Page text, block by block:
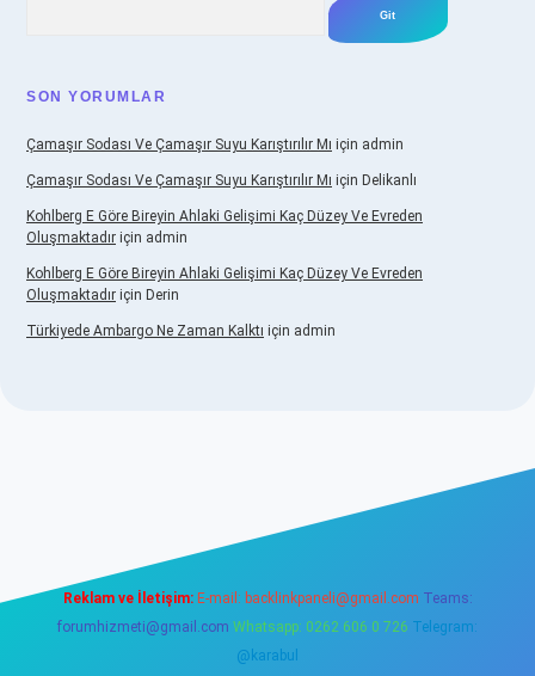
SON YORUMLAR
Çamaşır Sodası Ve Çamaşır Suyu Karıştırılır Mı için admin
Çamaşır Sodası Ve Çamaşır Suyu Karıştırılır Mı için Delikanlı
Kohlberg E Göre Bireyin Ahlaki Gelişimi Kaç Düzey Ve Evreden
Oluşmaktadır için admin
Kohlberg E Göre Bireyin Ahlaki Gelişimi Kaç Düzey Ve Evreden
Oluşmaktadır için Derin
Türkiyede Ambargo Ne Zaman Kalktı için admin
Reklam ve İletişim: E-mail: backlinkpaneli@gmail.com Teams:
forumhizmeti@gmail.com Whatsapp: 0262 606 0 726 Telegram:
@karabul